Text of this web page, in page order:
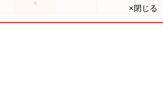
×閉じる